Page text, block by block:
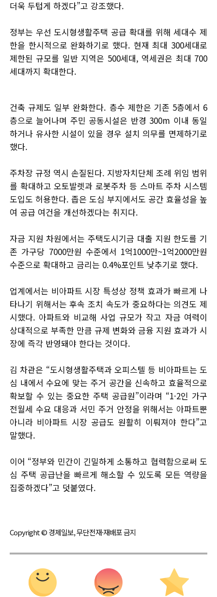
더욱 두텁게 하겠다”고 강조했다.
정부는 우선 도시형생활주택 공급 확대를 위해 세대수 제
한을 한시적으로 완화하기로 했다. 현재 최대 300세대로
제한된 규모를 일반 지역은 500세대, 역세권은 최대 700
세대까지 확대한다.
건축 규제도 일부 완화한다. 층수 제한은 기존 5층에서 6
층으로 늘어나며 주민 공동시설은 반경 300m 이내 동일
하거나 유사한 시설이 있을 경우 설치 의무를 면제하기로
했다.
주차장 규정 역시 손질된다. 지방자치단체 조례 위임 범위
를 확대하고 오토발렛과 로봇주차 등 스마트 주차 시스템
도입도 허용한다. 좁은 도심 부지에서도 공간 효율성을 높
여 공급 여건을 개선하겠다는 취지다.
자금 지원 차원에서는 주택도시기금 대출 지원 한도를 기
존 가구당 7000만원 수준에서 1억1000만~1억2000만원
수준으로 확대하고 금리는 0.4%포인트 낮추기로 했다.
업계에서는 비아파트 시장 특성상 정책 효과가 빠르게 나
타나기 위해서는 후속 조치 속도가 중요하다는 의견도 제
시했다. 아파트와 비교해 사업 규모가 작고 자금 여력이
상대적으로 부족한 만큼 규제 변화와 금융 지원 효과가 시
장에 즉각 반영돼야 한다는 것이다.
김 차관은 “도시형생활주택과 오피스텔 등 비아파트는 도
심 내에서 수요에 맞는 주거 공간을 신속하고 효율적으로
확보할 수 있는 중요한 주택 공급원”이라며 “1·2인 가구
전월세 수요 대응과 서민 주거 안정을 위해서는 아파트뿐
아니라 비아파트 시장 공급도 원활히 이뤄져야 한다”고
말했다.
이어 “정부와 민간이 긴밀하게 소통하고 협력함으로써 도
심 주택 공급난을 빠르게 해소할 수 있도록 모든 역량을
집중하겠다”고 덧붙였다.
Copyright © 경제일보, 무단전재·재배포 금지